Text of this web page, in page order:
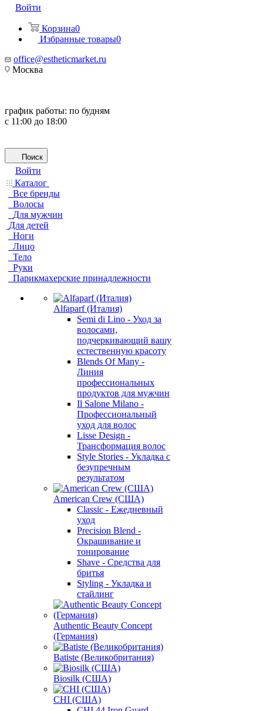
Войти
Корзина0
Избранные товары0
office@estheticmarket.ru
Москва
график работы: по будням
с 11:00 до 18:00
Поиск
Войти
Каталог
Все бренды
Волосы
Для мужчин
Для детей
Ноги
Лицо
Тело
Руки
Парикмахерские принадлежности
Alfaparf (Италия)
Semi di Lino - Уход за
волосами,
подчеркивающий вашу
естественную красоту
Blends Of Many -
Линия
профессиональных
продуктов для мужчин
Il Salone Milano -
Профессиональный
уход для волос
Lisse Design -
Трансформация волос
Style Stories - Укладка с
безупречным
результатом
American Crew (США)
Classic - Ежедневный
уход
Precision Blend -
Окрашивание и
тонирование
Shave - Средства для
бритья
Styling - Укладка и
стайлинг
Authentic Beauty Concept
(Германия)
Batiste (Великобритания)
Biosilk (США)
CHI (США)